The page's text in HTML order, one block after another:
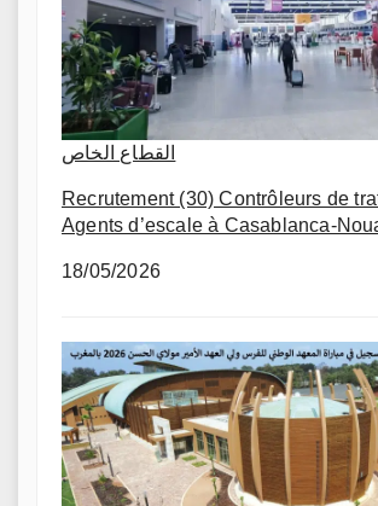
القطاع الخاص
Recrutement (30) Contrôleurs de
Agents d’escale à Casablanca-
18/05/2026